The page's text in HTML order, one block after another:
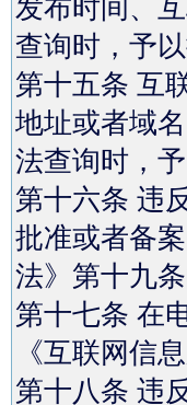
发布时间、
查询时，予以
第十五条 互
地址或者域
法查询时，予
第十六条 违
批准或者备
法》第十九
第十七条 在
《互联网信
第十八条 违